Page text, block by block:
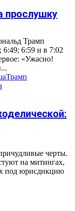
прослушку
Трамп
6:49; 6:59 и в 7:02
«Ужасно!
Трамп
черты.
на митингах,
под юрисдикцию